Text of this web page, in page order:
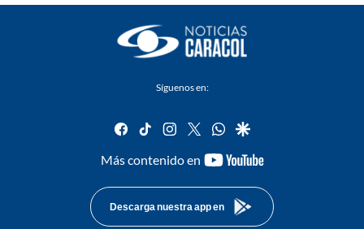
Síguenos en:
facebook
tiktok instagram
twitterwhatsapp
google
Más contenido en
youtube-
Descarga nuestra app en